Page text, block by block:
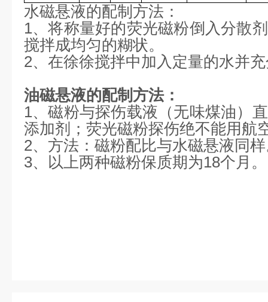
水磁悬液的配制方法：
1、将称量好的荧光磁粉倒入分散
搅拌成均匀的糊状。
2、在徐徐搅拌中加入定量的水并
油磁悬液的配制方法：
1、磁粉与探伤载液（无味煤油）
添加剂；荧光磁粉探伤绝不能用航
2、方法：磁粉配比与水磁悬液同
3、以上两种磁粉保质期为18个月。